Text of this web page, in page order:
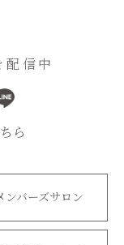
配信中
ら
ンバーズサロン